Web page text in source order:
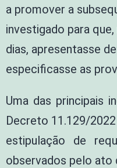
a promover a
investigado para
dias, apresentasse
especificasse as
Uma das principais
Decreto 11.129/
estipulação de
observados pelo ato